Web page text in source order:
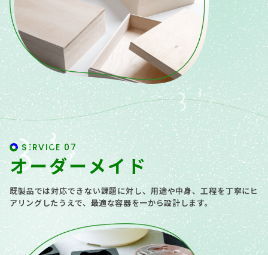
SERVICE 07
オーダーメイド
既製品では対応できない課題に対し、用途や中身、工程を丁寧にヒ
アリングしたうえで、最適な容器を一から設計します。